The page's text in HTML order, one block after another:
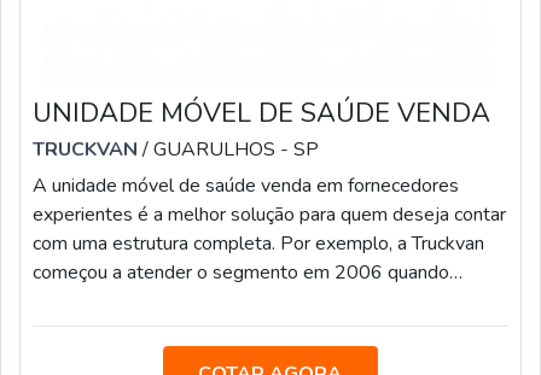
UNIDADE MÓVEL DE SAÚDE VENDA
TRUCKVAN/ GUARULHOS - SP
A unidade móvel de saúde venda em fornecedores
experientes é a melhor solução para quem deseja contar
com uma estrutura completa. Por exemplo, a Truckvan
começou a atender o segmento em 2006 quando
CIES Global. Desde então, já entregou mais de 50